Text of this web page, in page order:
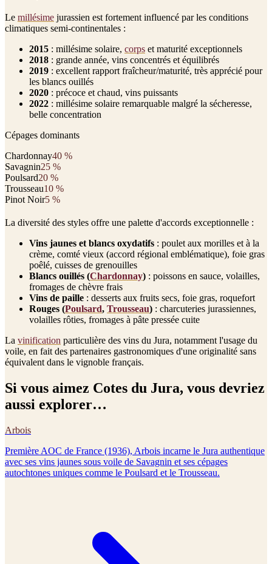
Le millésime jurassien est fortement influencé par les conditions
climatiques semi-continentales :
2015 : millésime solaire, corps et maturité exceptionnels
2018 : grande année, vins concentrés et équilibrés
2019 : excellent rapport fraîcheur/maturité, très apprécié pour
les blancs ouillés
2020 : précoce et chaud, vins puissants
2022 : millésime solaire remarquable malgré la sécheresse,
belle concentration
Cépages dominants
Chardonnay40 %
Savagnin25 %
Poulsard20 %
Trousseau10 %
Pinot Noir5 %
La diversité des styles offre une palette d'accords exceptionnelle :
Vins jaunes et blancs oxydatifs : poulet aux morilles et à la
crème, comté vieux (accord régional emblématique), foie gras
poêlé, cuisses de grenouilles
Blancs ouillés (Chardonnay) : poissons en sauce, volailles,
fromages de chèvre frais
Vins de paille : desserts aux fruits secs, foie gras, roquefort
Rouges (Poulsard, Trousseau) : charcuteries jurassiennes,
volailles rôties, fromages à pâte pressée cuite
La vinification particulière des vins du Jura, notamment l'usage du
voile, en fait des partenaires gastronomiques d'une originalité sans
équivalent dans le vignoble français.
Si vous aimez Cotes du Jura, vous devriez
aussi explorer…
Arbois
Première AOC de France (1936), Arbois incarne le Jura authentique
avec ses vins jaunes sous voile de Savagnin et ses cépages
autochtones uniques comme le Poulsard et le Trousseau.